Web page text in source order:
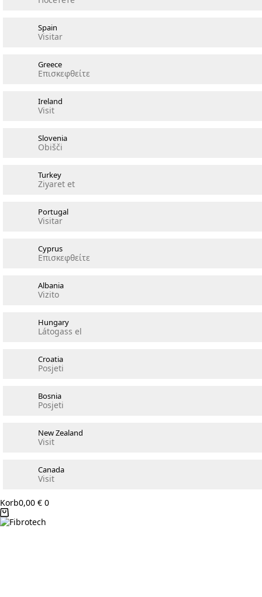
Spain
Visitar
Greece
Επισκεφθείτε
Ireland
Visit
Slovenia
Obišči
Turkey
Ziyaret et
Portugal
Visitar
Cyprus
Επισκεφθείτε
Albania
Vizito
Hungary
Látogass el
Croatia
Posjeti
Bosnia
Posjeti
New Zealand
Visit
Canada
Visit
Korb0,00 € 0